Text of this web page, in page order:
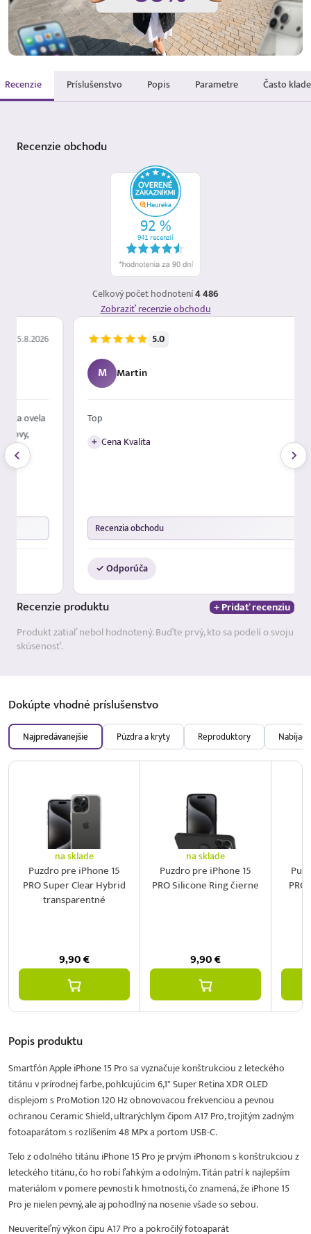
Recenzie Príslušenstvo Popis Parametre Často
Recenzieobchodu
Celkový počet hodnotení4 486
Zobraziť recenzie obchodu
5.0
Martin
Top
Cena Kvalita
Recenzia obchodu
✓ Odporúča
Recenzie produktu
+ Pridať recenziu
Produkt zatiaľ nebol hodnotený. Buďte prvý, kto sa podelí o svoju
skúsenosť.
Dokúpte vhodné príslušenstvo
Najpredávanejšie Púzdra a kryty Reproduktory
na sklade
Puzdro pre iPhone 15
PRO Super Clear Hybrid
transparentné
9,90€
na sklade
Puzdro pre iPhone 15
PRO Silicone Ring čierne
9,90€
Popisproduktu
Smartfón Apple iPhone 15 Pro sa vyznačuje konštrukciou z leteckého
titánu v prírodnej farbe, pohlcujúcim 6,1" Super Retina XDR OLED
displejom s ProMotion 120 Hz obnovovacou frekvenciou a pevnou
ochranou Ceramic Shield, ultrarýchlym čipom A17 Pro, trojitým zadným
fotoaparátom s rozlíšením 48 MPx a portom USB-C.
Telo z odolného titánu iPhone 15 Pro je prvým iPhonom s konštrukciou z
leteckého titánu, čo ho robí ľahkým a odolným. Titán patrí k najlepším
materiálom v pomere pevnosti k hmotnosti, čo znamená, že iPhone 15
Pro je nielen pevný, ale aj pohodlný na nosenie všade so sebou.
Neuveriteľný výkon čipu A17 Pro a pokročilý fotoaparát